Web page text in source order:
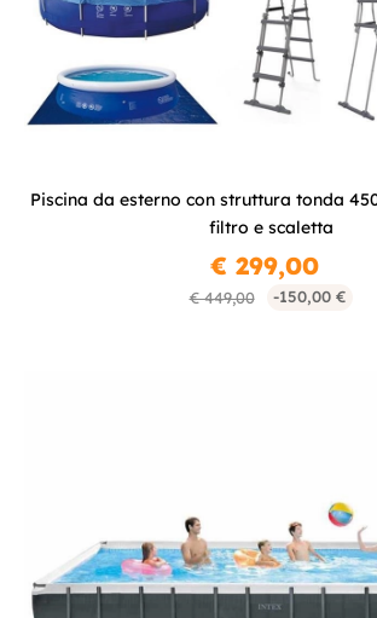
Piscina da esterno con struttura tonda
filtro e scaletta
€ 449,00 -150,00 €
€ 299,00